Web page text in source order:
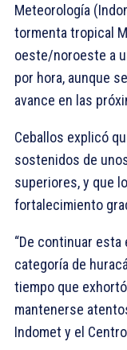
Meteorología
tormenta tropical
oeste/noroeste a
por hora, aunque
avance en las
Ceballos explicó
sostenidos de
superiores, y que
fortalecimiento
“De continuar
categoría de
tiempo que
mantenerse
Indomet y el